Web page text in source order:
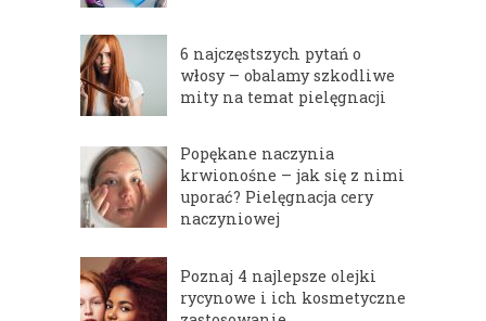
6 najczęstszych pytań o
włosy – obalamy szkodliwe
mity na temat pielęgnacji
Popękane naczynia
krwionośne – jak się z nimi
uporać? Pielęgnacja cery
naczyniowej
Poznaj 4 najlepsze olejki
rycynowe i ich kosmetyczne